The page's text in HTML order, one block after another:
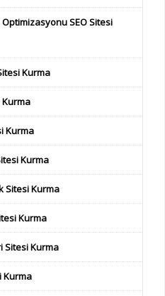
SEO Sitesi
Kurma
Kurma
Kurma
Sitesi Kurma
Kurma
Sitesi Kurma
Kurma